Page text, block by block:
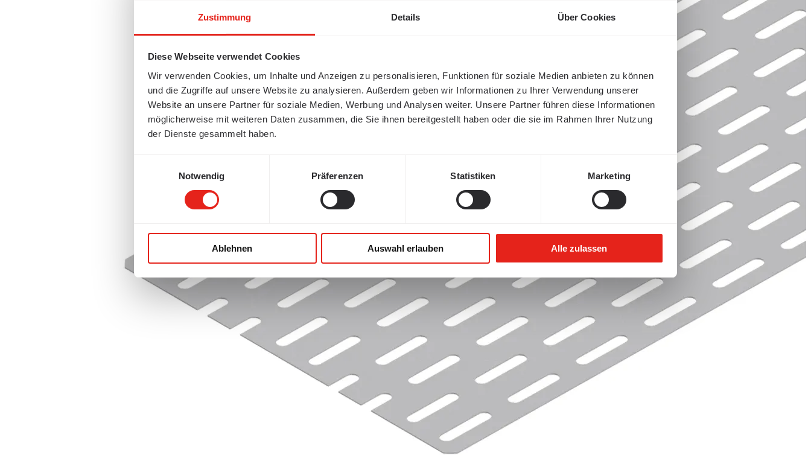
Zustimmung Details Über Cookies
Diese Webseite verwendet Cookies
Wir verwenden Cookies, um Inhalte und Anzeigen zu personalisieren, Funktionen für soziale Medien anbieten zu können
und die Zugriffe auf unsere Website zu analysieren. Außerdem geben wir Informationen zu Ihrer Verwendung unserer
Website an unsere Partner für soziale Medien, Werbung und Analysen weiter. Unsere Partner führen diese Informationen
möglicherweise mit weiteren Daten zusammen, die Sie ihnen bereitgestellt haben oder die sie im Rahmen Ihrer Nutzung
der Dienste gesammelt haben.
Notwendig
Präferenzen Statistiken Marketing
Ablehnen Auswahl erlauben Alle zulassen